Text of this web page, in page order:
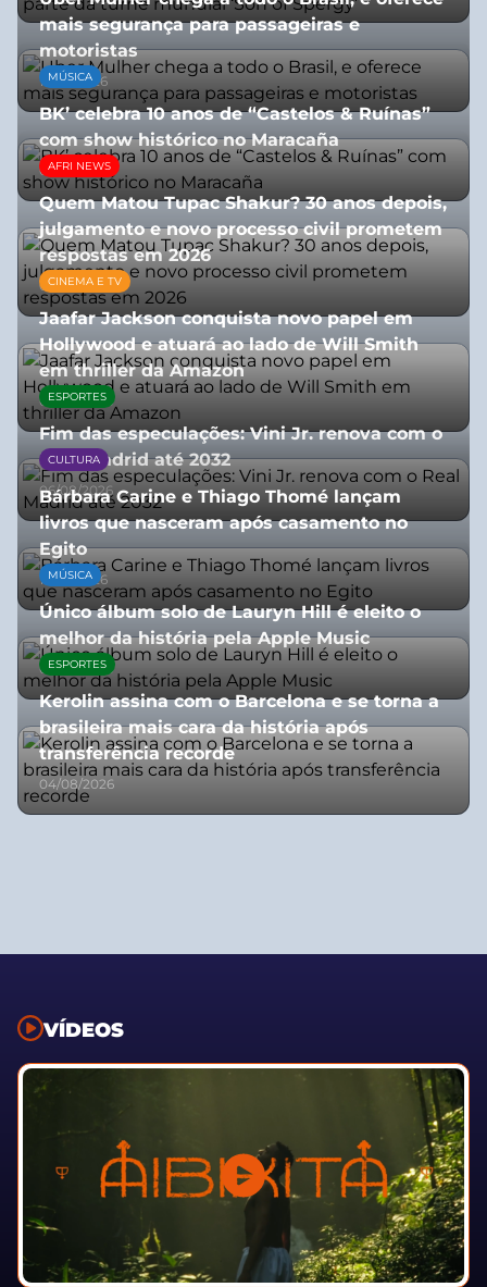
mais segurança para passageiras e
motoristas
10/07/2026
MÚSICA
BK’ celebra 10 anos de “Castelos & Ruínas”
com show histórico no Maracaña
06/08/2026
AFRI NEWS
Quem Matou Tupac Shakur? 30 anos depois,
julgamento e novo processo civil prometem
respostas em 2026
05/08/2026
CINEMA E TV
Jaafar Jackson conquista novo papel em
Hollywood e atuará ao lado de Will Smith
em thriller da Amazon
06/08/2026
ESPORTES
Fim das especulações: Vini Jr. renova com o
Real Madrid até 2032
06/08/2026
CULTURA
Bárbara Carine e Thiago Thomé lançam
livros que nasceram após casamento no
Egito
10/07/2026
MÚSICA
Único álbum solo de Lauryn Hill é eleito o
melhor da história pela Apple Music
06/08/2026
ESPORTES
Kerolin assina com o Barcelona e se torna a
brasileira mais cara da história após
transferência recorde
04/08/2026
VÍDEOS